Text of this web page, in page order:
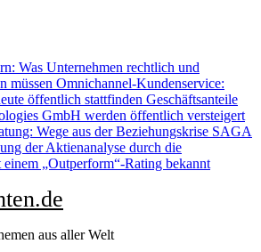
Was Unternehmen rechtlich und
müssen Omnichannel-Kundenservice:
öffentlich stattfinden Geschäftsanteile
GmbH werden öffentlich versteigert
Wege aus der Beziehungskrise SAGA
der Aktienanalyse durch die
„Outperform“-Rating bekannt
aus aller Welt